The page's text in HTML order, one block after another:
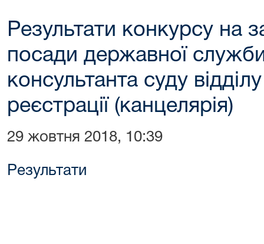
Результати конкурсу на
посади державної служби
консультанта суду
реєстрації (канцелярія)
29 жовтня 2018, 10:39
Результати